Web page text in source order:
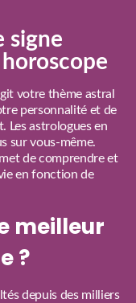
signe
votre thème astral
personnalité et de
Les astrologues en
sur vous-même.
de comprendre et
en fonction de
meilleur
?
depuis des milliers